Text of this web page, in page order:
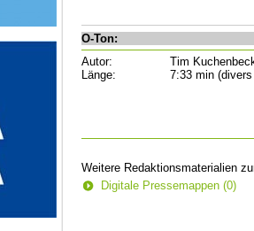
O-Ton:
Autor:
Tim
Länge:
7:33 min
Weitere Redaktionsmaterialien
Digitale Pressemappen (0)